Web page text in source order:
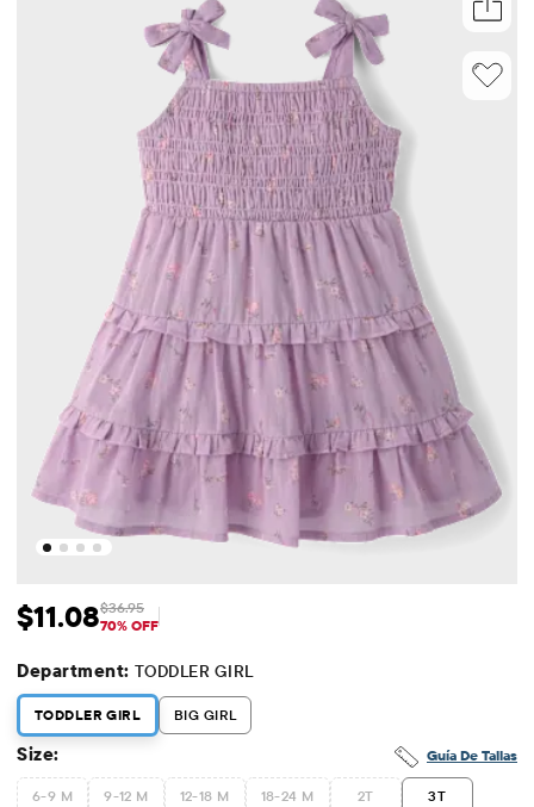
Precio de venta: $11.08
$11.08 Precio original: $36.95
$36.95
70% OFF
Department: TODDLER GIRL
TODDLER GIRL BIG GIRL
Guía De Tallas
Size:
6-9 M 9-12 M 12-18 M 18-24 M 2T 3T